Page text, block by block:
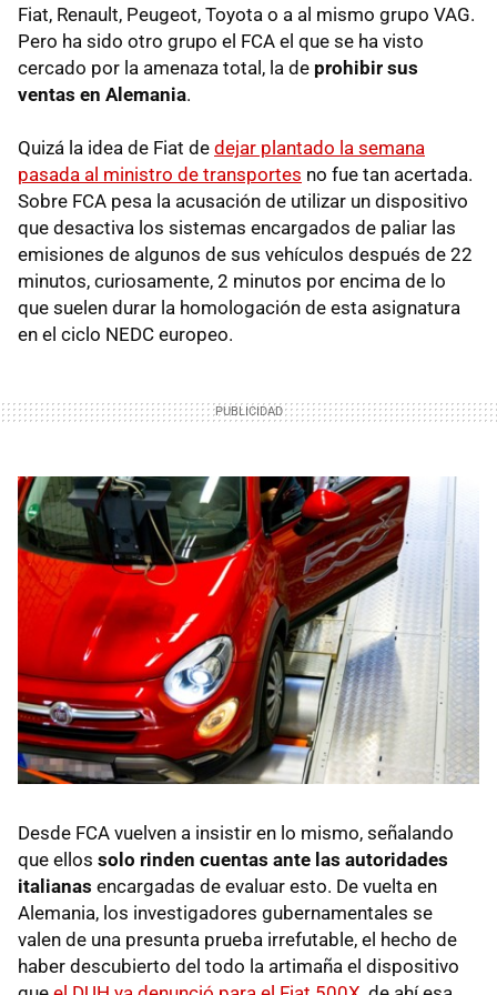
Fiat, Renault, Peugeot, Toyota o a al mismo grupo VAG.
Pero ha sido otro grupo el FCA el que se ha visto
cercado por la amenaza total, la de prohibir sus
ventas en Alemania.
Quizá la idea de Fiat de dejar plantado la semana
pasada al ministro de transportes no fue tan acertada.
Sobre FCA pesa la acusación de utilizar un dispositivo
que desactiva los sistemas encargados de paliar las
emisiones de algunos de sus vehículos después de 22
minutos, curiosamente, 2 minutos por encima de lo
que suelen durar la homologación de esta asignatura
en el ciclo NEDC europeo.
Desde FCA vuelven a insistir en lo mismo, señalando
que ellos solo rinden cuentas ante las autoridades
italianas encargadas de evaluar esto. De vuelta en
Alemania, los investigadores gubernamentales se
valen de una presunta prueba irrefutable, el hecho de
haber descubierto del todo la artimaña el dispositivo